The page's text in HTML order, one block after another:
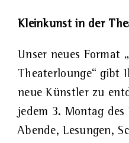
Kleinkunst in der
Unser neues Format
Theaterlounge“ gibt
neue Künstler zu
jedem 3. Montag des
Abende, Lesungen,